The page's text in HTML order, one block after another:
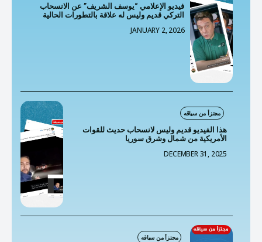
فيديو الإعلامي “يوسف الشريف” عن الانسحاب
التركي قديم وليس له علاقة بالتطورات الحالية
JANUARY 2, 2026
مجتزأ من سياقه
هذا الفيديو قديم وليس لانسحاب حديث للقوات
الأمريكية من شمال وشرق سوريا
DECEMBER 31, 2025
مجتزأ من سياقه